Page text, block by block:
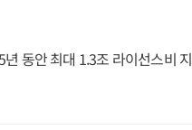
동안 최대 1.3조 라이선스비 지